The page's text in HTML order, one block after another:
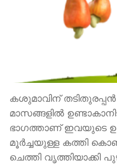
കശുമാവിന്
മാസങ്ങളില്‍
ഭാഗത്താണ് ഇവയുടെ
മൂര്‍ച്ചയുള്ള കത്തി
ചെത്തി വൃത്തിയാക്കി